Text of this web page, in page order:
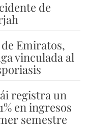
de
Emiratos,
vinculada al
registra un
en ingresos
semestre